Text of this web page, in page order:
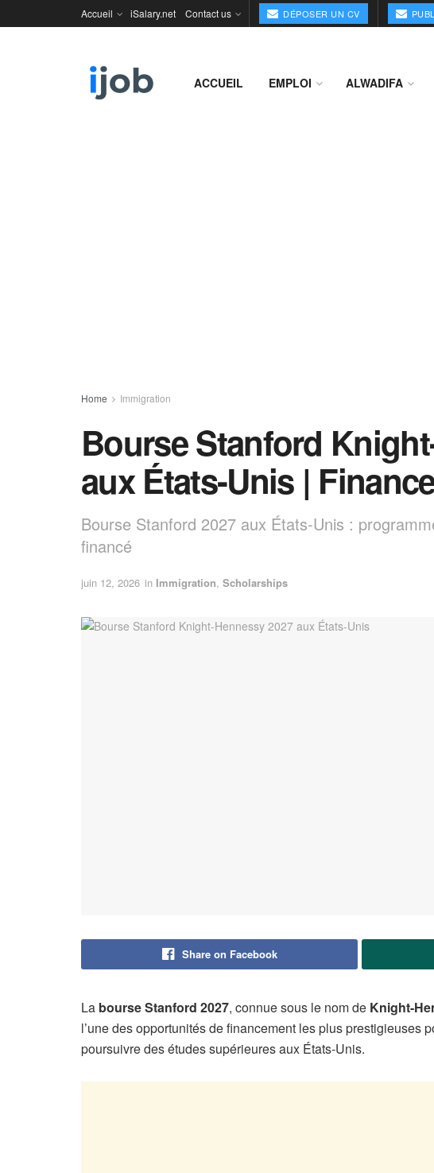
Accueil iSalary.net Contact us DÉPOSER UN CV
ACCUEIL EMPLOI ALWADIFA
Home Immigration
Bourse Stanford
aux États-Unis |
Bourse Stanford 2027 aux États-Unis :
financé
juin 12, 2026 in Immigration, Scholarships
Share on Facebook
La bourse Stanford 2027, connue sous le nom de Knight-
l’une des opportunités de financement les plus prestigieuses
poursuivre des études supérieures aux États-Unis.